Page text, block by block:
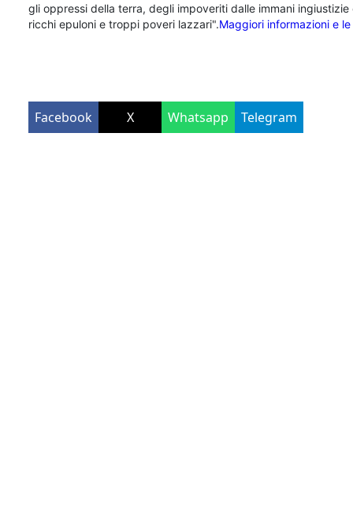
gli oppressi della terra, degli impoveriti dalle immani
ricchi epuloni e troppi poveri lazzari".Maggiori informazioni e
Facebook X Whatsapp Telegram